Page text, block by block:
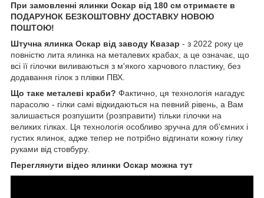
При замовленні ялинки Оскар від 180 см отримаєте в
ПОДАРУНОК БЕЗКОШТОВНУ ДОСТАВКУ НОВОЮ
ПОШТОЮ!
Штучна ялинка Оскар від заводу Квазар - з 2022 року це
повністю лита ялинка на металевих крабах, а це означає, що
всі її гілочки виливаються з м'якого харчового пластику, без
додавання гілок з плівки ПВХ.
Що таке металеві краби? Фактично, ця технологія нагадує
парасолю - гілки самі відкидаються на певний рівень, а Вам
залишається розпушити (розправити) тільки гілочки на
великих гілках. Ця технологія особливо зручна для об'ємних і
густих ялинок, адже тепер не потрібно відгинати кожну гілку
руками від стовбуру.
Переглянути відео ялинки Оскар можна тут